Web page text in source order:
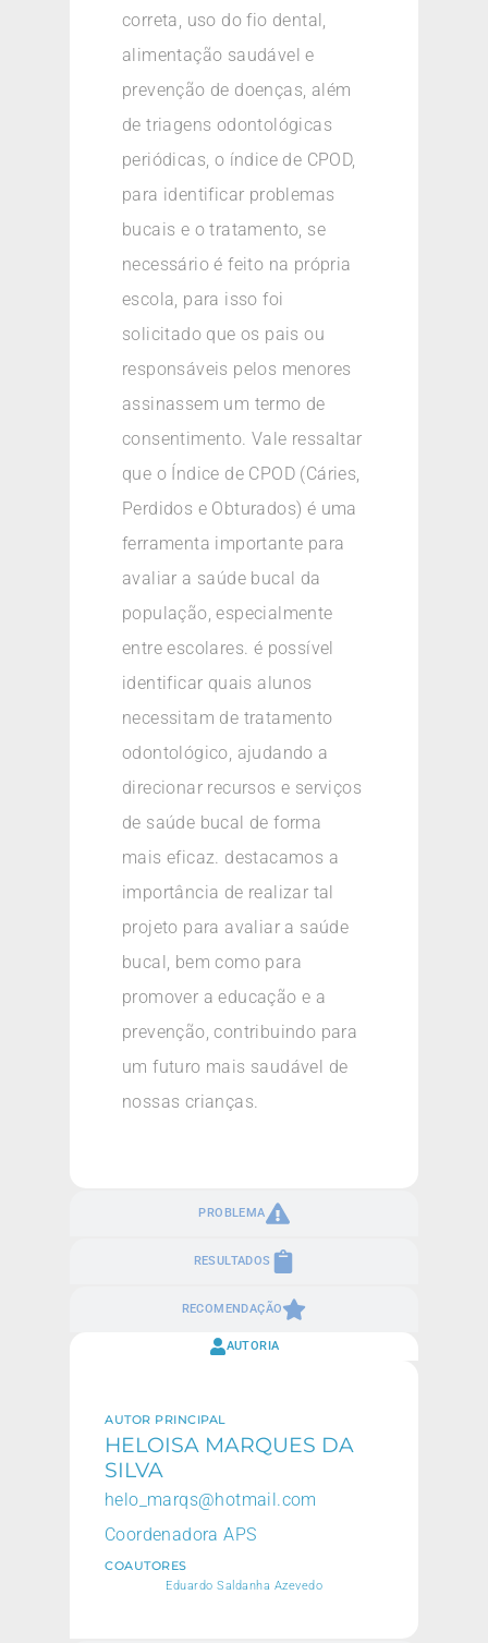
PROBLEMA
RESULTADOS
RECOMENDAÇÃO
correta, uso do fio dental,
alimentação saudável e
prevenção de doenças, além
de triagens odontológicas
periódicas, o índice de CPOD,
para identificar problemas
bucais e o tratamento, se
necessário é feito na própria
escola, para isso foi
solicitado que os pais ou
responsáveis pelos menores
assinassem um termo de
consentimento. Vale ressaltar
que o Índice de CPOD (Cáries,
Perdidos e Obturados) é uma
ferramenta importante para
avaliar a saúde bucal da
população, especialmente
entre escolares. é possível
identificar quais alunos
necessitam de tratamento
odontológico, ajudando a
direcionar recursos e serviços
de saúde bucal de forma
mais eficaz. destacamos a
importância de realizar tal
projeto para avaliar a saúde
bucal, bem como para
promover a educação e a
prevenção, contribuindo para
um futuro mais saudável de
nossas crianças.
AUTORIA
AUTOR PRINCIPAL
HELOISA MARQUES DA
SILVA
helo_marqs@hotmail.com
Coordenadora APS
COAUTORES
Eduardo Saldanha Azevedo